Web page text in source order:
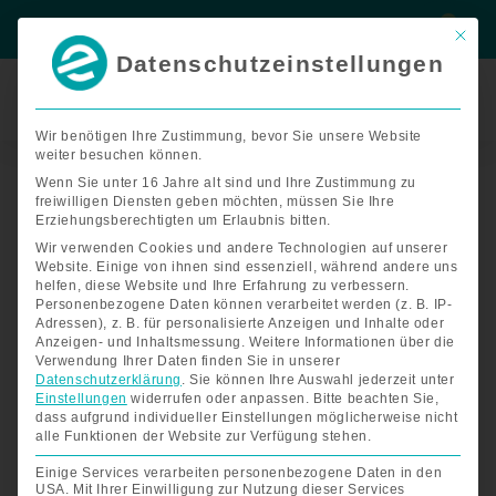
springen
Start / Zubehör Seniorenmobile
Zubehör Abby 1
Alle 18 Ergebnisse werden angezeigt
sortiert:
aufsteigend
Mit
Datenschutzeinstellungen
Wir benötigen Ihre Zustimmung, bevor Sie unsere Website
weiter besuchen können.
Wenn Sie unter 16 Jahre alt sind und Ihre Zustimmung zu
freiwilligen Diensten geben möchten, müssen Sie Ihre
Erziehungsberechtigten um Erlaubnis bitten.
Wir verwenden Cookies und andere Technologien auf unserer
Website. Einige von ihnen sind essenziell, während andere uns
helfen, diese Website und Ihre Erfahrung zu verbessern.
Personenbezogene Daten können verarbeitet werden (z. B. IP-
Adressen), z. B. für personalisierte Anzeigen und Inhalte oder
Anzeigen- und Inhaltsmessung. Weitere Informationen über die
Verwendung Ihrer Daten finden Sie in unserer
Datenschutzerklärung . Sie können Ihre Auswahl jederzeit unter
Einstellungen widerrufen oder anpassen. Bitte beachten Sie,
dass aufgrund individueller Einstellungen möglicherweise nicht
alle Funktionen der Website zur Verfügung stehen.
Einige Services verarbeiten personenbezogene Daten in den
USA. Mit Ihrer Einwilligung zur Nutzung dieser Services